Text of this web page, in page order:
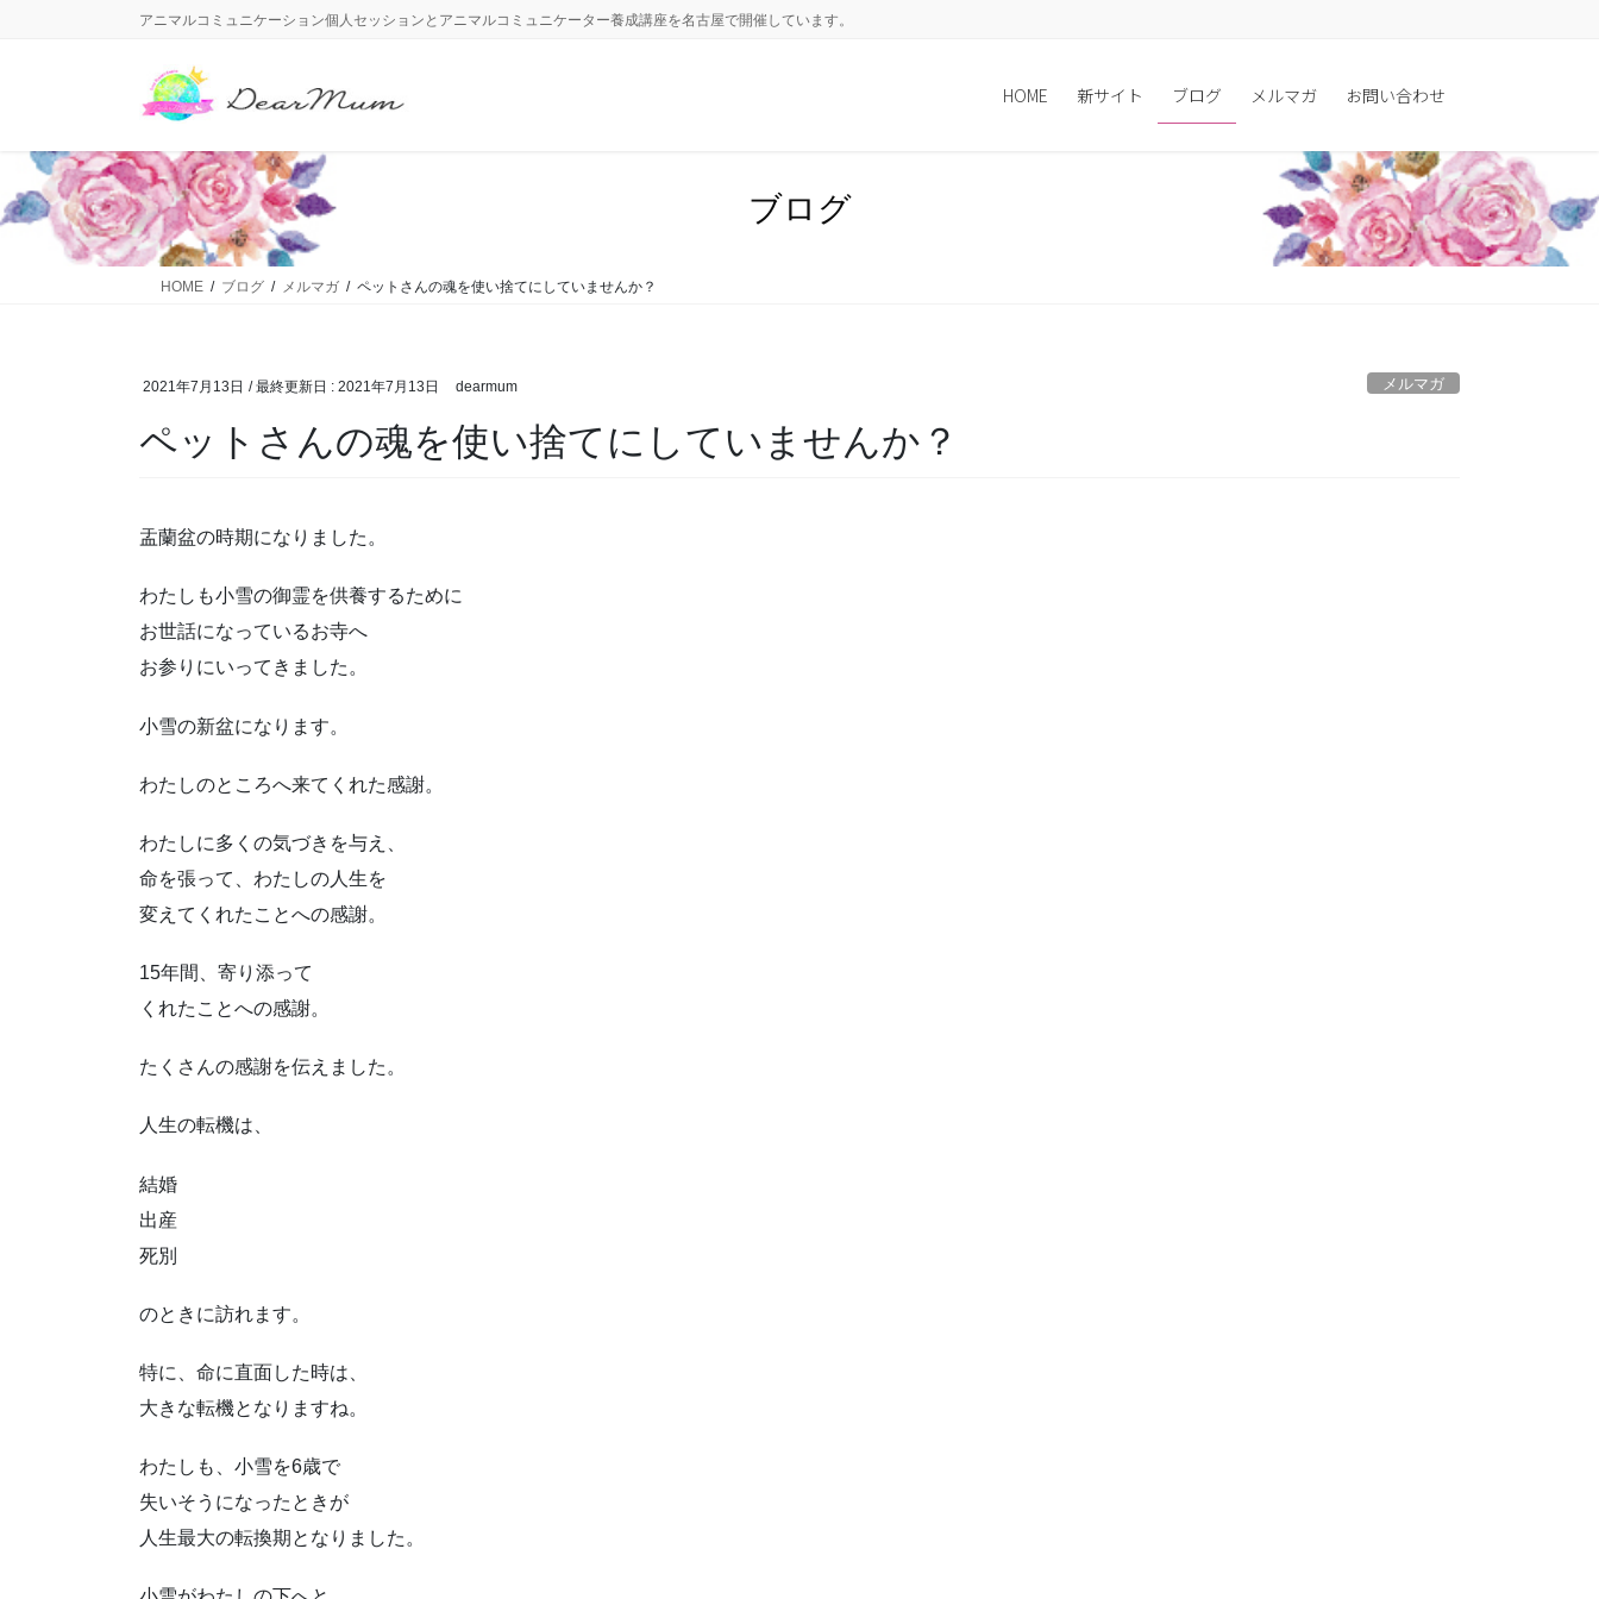
動
に
アニマルコミュニケーション個人セッションとアニマルコミュニケーター養成講座を名古屋で開催しています。
HOME 新サイト ブログ メルマガ お問い合わせ
ブログ
HOME ブログ メルマガ ペットさんの魂を使い捨てにしていませんか？
2021年7月13日 / 最終更新日 : 2021年7月13日 dearmum メルマガ
ペットさんの魂を使い捨てにしていませんか？
盂蘭盆の時期になりました。
わたしも小雪の御霊を供養するために
お世話になっているお寺へ
お参りにいってきました。
小雪の新盆になります。
わたしのところへ来てくれた感謝。
わたしに多くの気づきを与え、
命を張って、わたしの人生を
変えてくれたことへの感謝。
15年間、寄り添って
くれたことへの感謝。
たくさんの感謝を伝えました。
人生の転機は、
結婚
出産
死別
のときに訪れます。
特に、命に直面した時は、
大きな転機となりますね。
わたしも、小雪を6歳で
失いそうになったときが
人生最大の転換期となりました。